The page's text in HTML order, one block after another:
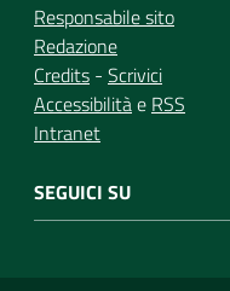
Responsabile sito
Redazione
Credits - Scrivici
Accessibilitàe RSS
Intranet
SEGUICI SU